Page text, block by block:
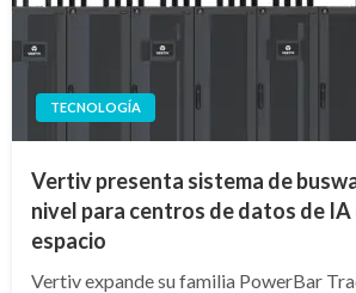
TECNOLOGÍA
Vertiv presenta sistema de
nivel para centros de datos de IA
espacio
Vertiv expande su familia PowerBar